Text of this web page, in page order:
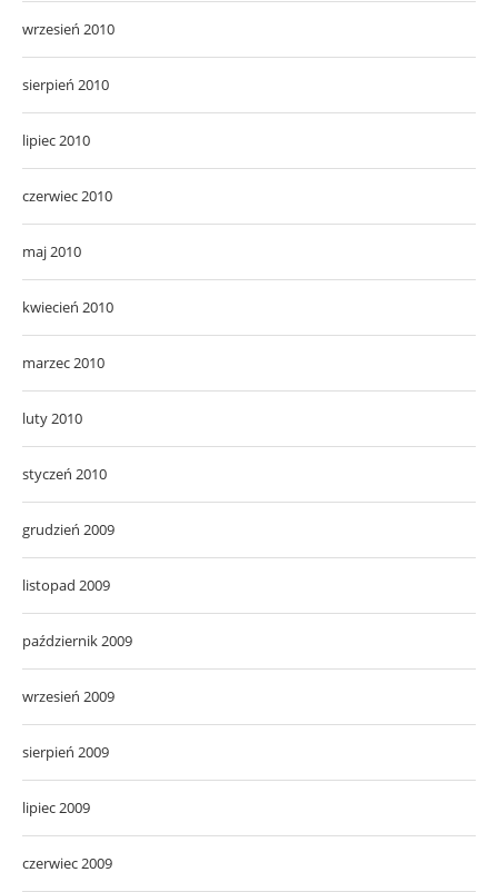
wrzesień 2010
sierpień 2010
lipiec 2010
czerwiec 2010
maj 2010
kwiecień 2010
marzec 2010
luty 2010
styczeń 2010
grudzień 2009
listopad 2009
październik 2009
wrzesień 2009
sierpień 2009
lipiec 2009
czerwiec 2009